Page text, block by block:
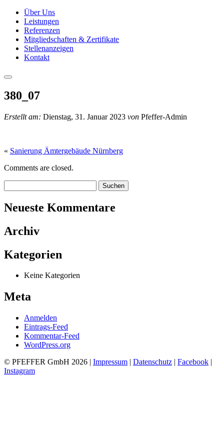
Über Uns
Leistungen
Referenzen
Mitgliedschaften & Zertifikate
Stellenanzeigen
Kontakt
380_07
Erstellt am: Dienstag, 31. Januar 2023 von Pfeffer-Admin
« Sanierung Ämtergebäude Nürnberg
Comments are closed.
Neueste Kommentare
Archiv
Kategorien
Keine Kategorien
Meta
Anmelden
Eintrags-Feed
Kommentar-Feed
WordPress.org
© PFEFFER GmbH 2026 | Impressum | Datenschutz | Facebook |
Instagram